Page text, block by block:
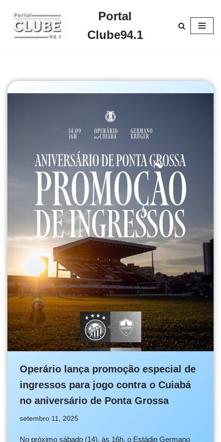
Pular
para
Portal
Clube94.1
Operário lança promoção especial de
ingressos para jogo contra o Cuiabá
no aniversário de Ponta Grossa
setembro 11, 2025
No próximo sábado (14), às 16h, o Estádio Germano